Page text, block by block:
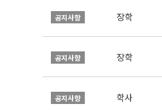
공지사항 장학
공지사항 장학
공지사항 학사